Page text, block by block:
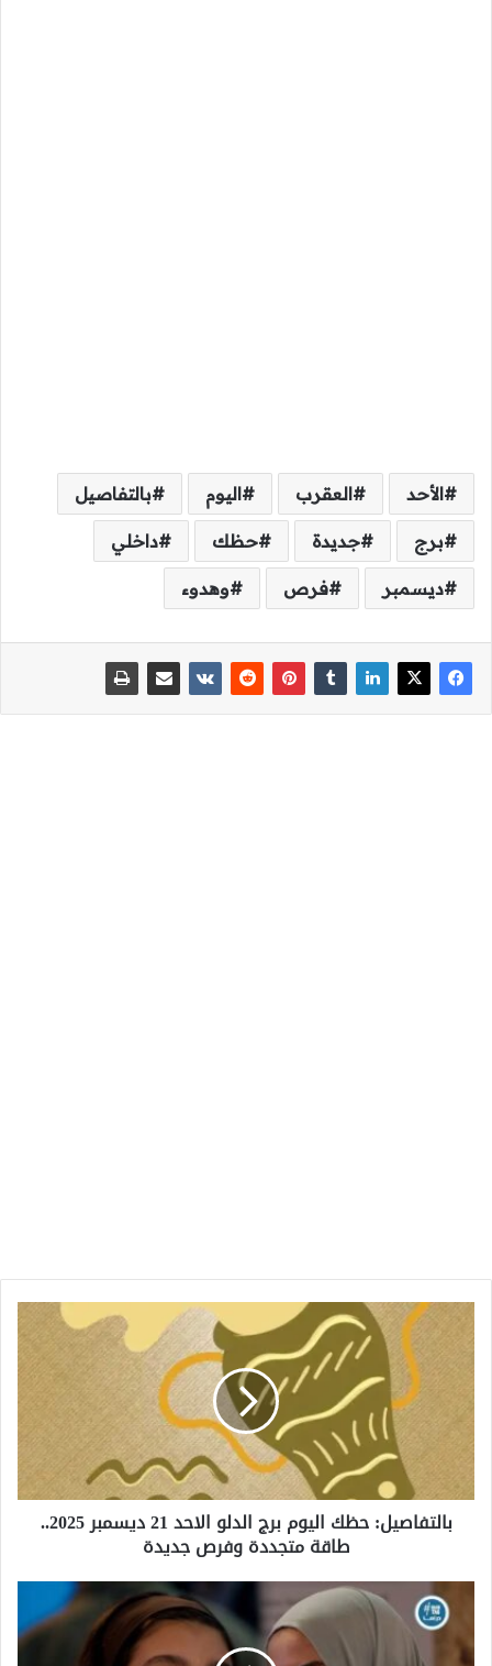
الأحد العقرب اليوم بالتفاصيل
برج جديدة حظك داخلي
ديسمبر فرص وهدوء
بالتفاصيل:
حظك
اليوم
الدلو
الاحد
ديسمبر
2025..
طاقة
جديدة
بالتفاصيل: حظك اليوم برج الدلو الاحد 21 ديسمبر 2025..
طاقة متجددة وفرص جديدة
بالتفاصيل:
شاهد
الحلقة
11